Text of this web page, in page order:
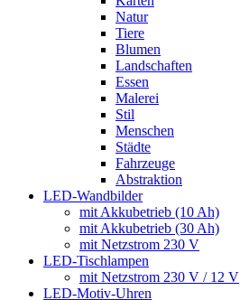
Natur
Tiere
Blumen
Landschaften
Essen
Malerei
Stil
Menschen
Städte
Fahrzeuge
Abstraktion
LED-Wandbilder
mit Akkubetrieb (10 Ah)
mit Akkubetrieb (30 Ah)
mit Netzstrom 230 V
LED-Tischlampen
mit Netzstrom 230 V / 12 V
LED-Motiv-Uhren